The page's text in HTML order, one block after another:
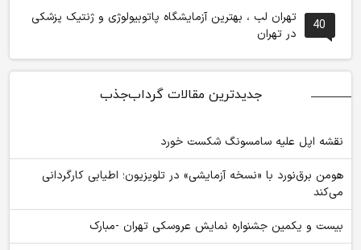
40
تهران لب ، بهترین آزمایشگاه پاتوبیولوژی و ژنتیک پزشکی
در تهران
جدیدترین مقالات گرداب‌جذب
نقشه اپل علیه سامسونگ شکست خورد
هومن برق‌نورد با «نسخه آزمایشی» در تلویزیون؛ اطیابی کارگردانی
می‌کند
بیست و یکمین جشنواره نمایش عروسکی تهران -مبارک